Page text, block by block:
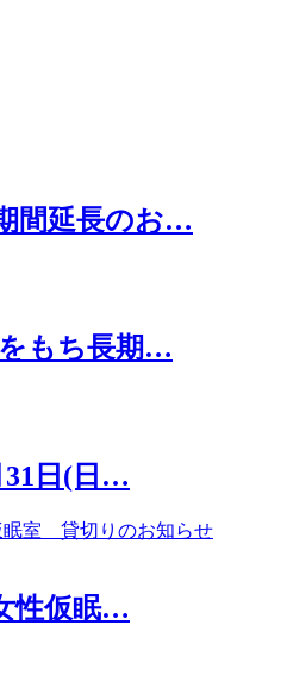
間延長のお…
もち長期…
31日(日…
性仮眠…